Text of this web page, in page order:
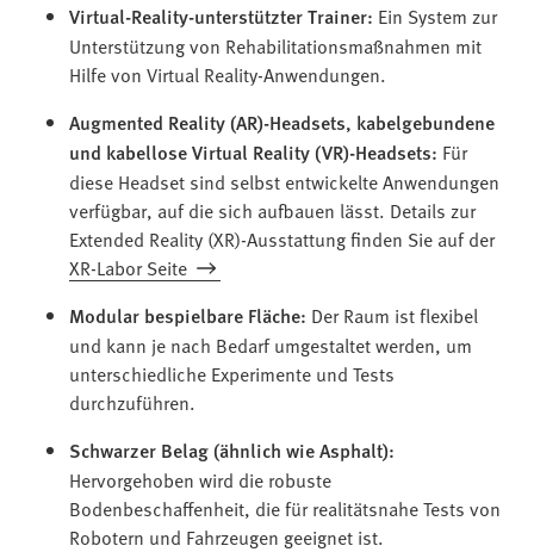
Virtual-Reality-unterstützter Trainer: Ein System zur
Unterstützung von Rehabilitationsmaßnahmen mit
Hilfe von Virtual Reality-Anwendungen.
Augmented Reality (AR)-Headsets, kabelgebundene
und kabellose Virtual Reality (VR)-Headsets: Für
diese Headset sind selbst entwickelte Anwendungen
verfügbar, auf die sich aufbauen lässt. Details zur
Extended Reality (XR)-Ausstattung finden Sie auf der
XR-Labor Seite
Modular bespielbare Fläche: Der Raum ist flexibel
und kann je nach Bedarf umgestaltet werden, um
unterschiedliche Experimente und Tests
durchzuführen.
Schwarzer Belag (ähnlich wie Asphalt):
Hervorgehoben wird die robuste
Bodenbeschaffenheit, die für realitätsnahe Tests von
Robotern und Fahrzeugen geeignet ist.